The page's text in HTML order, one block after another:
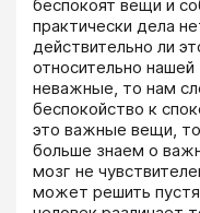
беспокоят вещи и
практически дела
действительно ли
относительно
неважные, то нам
беспокойство к
это важные вещи,
больше знаем о
мозг не
может решить